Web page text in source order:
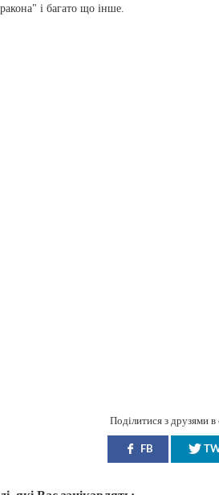
і багато що інше.
Поділитися з друзями
FB